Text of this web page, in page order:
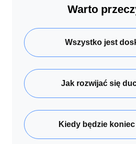
Warto
Wszystko jest
Jak rozwijać się
Kiedy będzie